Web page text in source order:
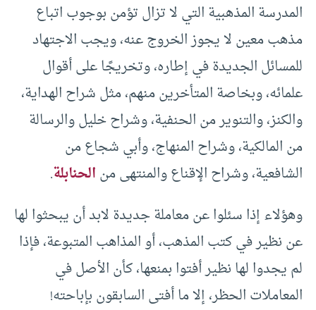
المدرسة المذهبية التي لا تزال تؤمن بوجوب اتباع
مذهب معين لا يجوز الخروج عنه، ويجب الاجتهاد
للمسائل الجديدة في إطاره، وتخريجًا على أقوال
علمائه، وبخاصة المتأخرين منهم، مثل شراح الهداية،
والكنز، والتنوير من الحنفية، وشراح خليل والرسالة
من المالكية، وشراح المنهاج، وأبي شجاع من
الشافعية، وشراح الإقناع والمنتهى منالحنابلة.
وهؤلاء إذا سئلوا عن معاملة جديدة لابد أن يبحثوا لها
عن نظير في كتب المذهب، أو المذاهب المتبوعة، فإذا
لم يجدوا لها نظير أفتوا بمنعها، كأن الأصل في
المعاملات الحظر، إلا ما أفتى السابقون بإباحته!